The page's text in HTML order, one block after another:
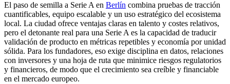
El paso de semilla a Serie A en Berlín combina pruebas de tracción
cuantificables, equipo escalable y un uso estratégico del ecosistema
local. La ciudad ofrece ventajas claras en talento y costes relativos,
pero el detonante real para una Serie A es la capacidad de traducir
validación de producto en métricas repetibles y economía por unidad
sólida. Para los fundadores, eso exige disciplina en datos, relaciones
con inversores y una hoja de ruta que minimice riesgos regulatorios
y financieros, de modo que el crecimiento sea creíble y financiable
en el mercado europeo.